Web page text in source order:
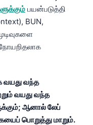
பயன்படுத்தி
BUN,
வயது வந்த
வயது வந்த
ஆனால் லேப்
பொறுத்து மாறும்.